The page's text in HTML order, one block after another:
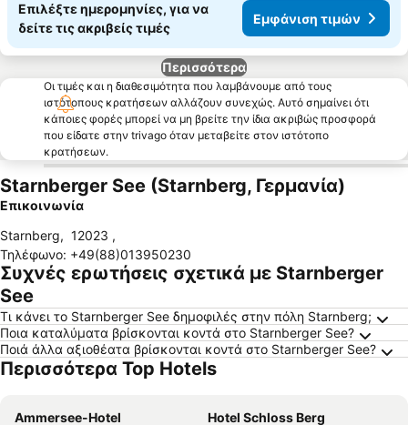
Επιλέξτε ημερομηνίες, για να
δείτε τις ακριβείς τιμές
Εμφάνιση τιμών
Περισσότερα
Οι τιμές και η διαθεσιμότητα που λαμβάνουμε από τους
ιστότοπους κρατήσεων αλλάζουν συνεχώς. Αυτό σημαίνει ότι
κάποιες φορές μπορεί να μη βρείτε την ίδια ακριβώς προσφορά
που είδατε στην trivago όταν μεταβείτε στον ιστότοπο
κρατήσεων.
Starnberger See (Starnberg, Γερμανία)
Επικοινωνία
Starnberg, 12023 ,
Τηλέφωνο: +49(88)013950230
Συχνές ερωτήσεις σχετικά με Starnberger
See
Τι κάνει το Starnberger See δημοφιλές στην πόλη Starnberg;
Ποια καταλύματα βρίσκονται κοντά στο Starnberger See?
Ποιά άλλα αξιοθέατα βρίσκονται κοντά στο Starnberger See?
Περισσότερα Top Hotels
Ammersee-Hotel
Hotel Schloss Berg